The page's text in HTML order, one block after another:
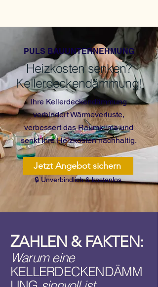
PULS BAUUNTERNEHMUNG
Heizkosten senken?
Kellerdeckendämmung!
Ihre Kellerdeckendämmung
verhindert Wärmeverluste,
verbessert das Raumklima und
senkt Ihre Heizkosten nachhaltig.
Jetzt Angebot sichern
🔒 Unverbindlich & kostenlos
ZAHLEN & FAKTEN:
Warum eine
KELLERDECKENDÄMM